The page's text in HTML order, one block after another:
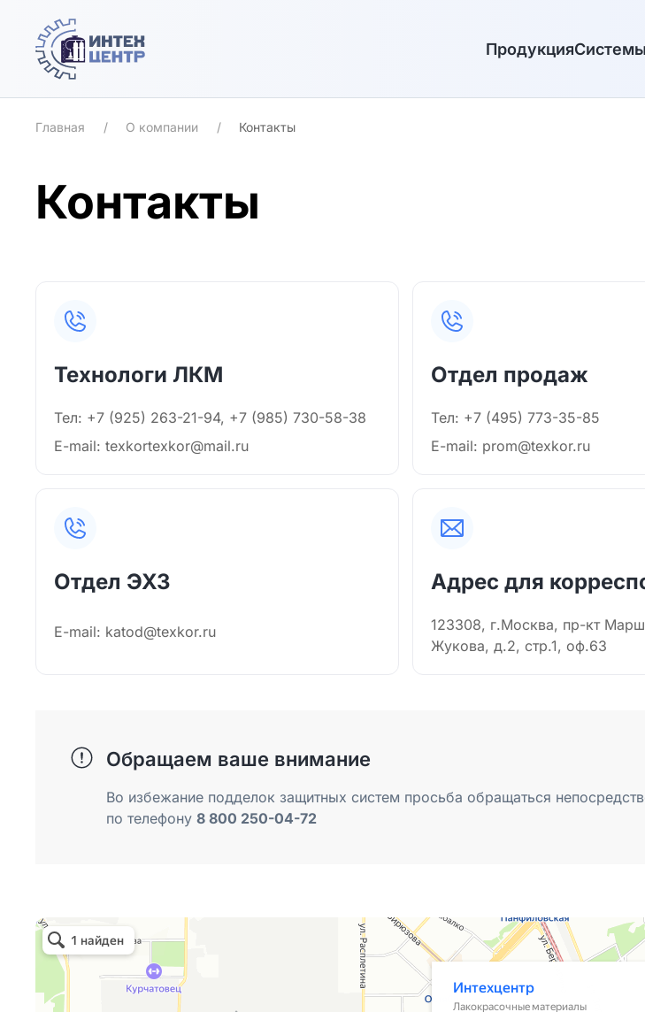
Skip to main content Продукция
Главная О компании Контакты
Контакты
Технологи ЛКМ
Тел: +7 (925) 263-21-94, +7 (985) 730-58-38
E-mail: texkortexkor@mail.ru
Отдел продаж
Тел: +7 (495) 773-35-85
E-mail: prom@texkor.ru
Отдел ЭХЗ
E-mail: katod@texkor.ru
Адрес для
123308, г.Москва, пр-кт
Жукова, д.2, стр.1, оф.63
Обращаем ваше внимание
Во избежание подделок защитных систем просьба обращаться
по телефону 8 800 250-04-72
Intekhtsentr
Paintwork materials in Moscow